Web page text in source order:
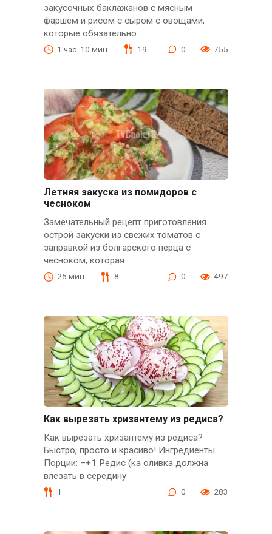
закусочных баклажанов с мясным
фаршем и рисом с сыром с овощами,
которые обязательно
1 час. 10 мин. 19 0 755
Летняя закуска из помидоров с
чесноком
Замечательный рецепт приготовления
острой закуски из свежих томатов с
заправкой из болгарского перца с
чесноком, которая
25 мин. 8 0 497
Как вырезать хризантему из редиса?
Как вырезать хризантему из редиса?
Быстро, просто и красиво! Ингредиенты
Порции: –+1 Редис (ка оливка должна
влезать в середину
1 0 283